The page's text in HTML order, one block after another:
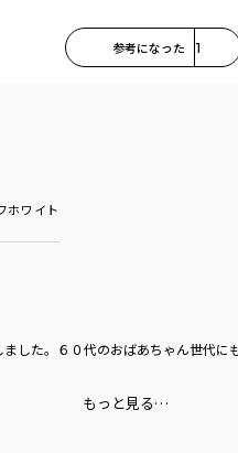
参考になった 1
ホワイト
した。６０代のおばあちゃん世代に
もっと見る…